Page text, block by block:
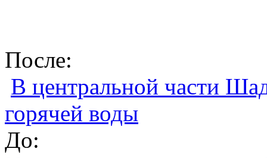
После:
В центральной части
горячей воды
До: